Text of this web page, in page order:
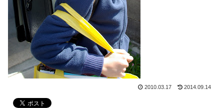
2010.03.17 2014.09.14